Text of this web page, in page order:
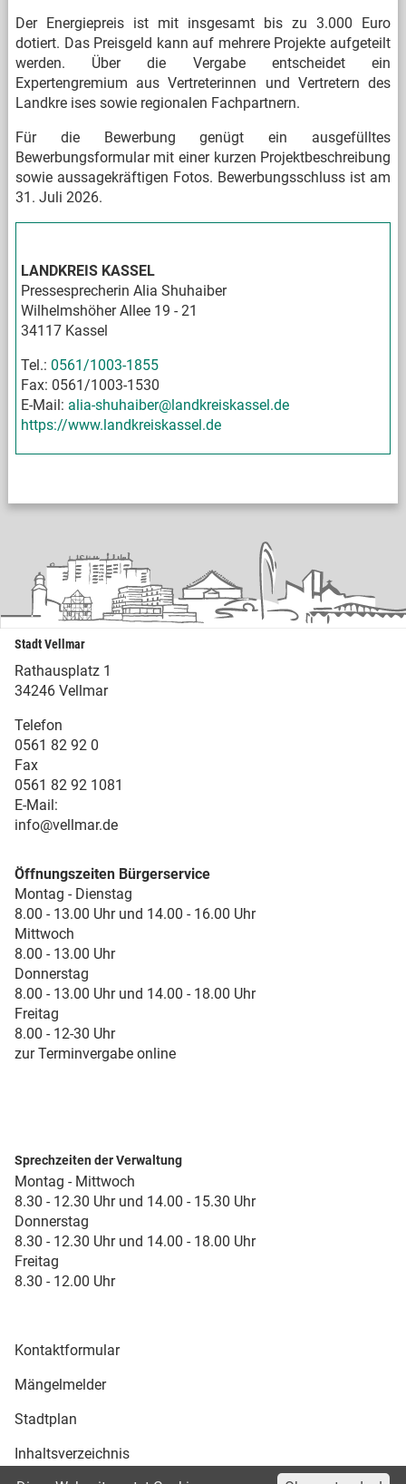
Der Energiepreis ist mit insgesamt bis zu 3.000 Euro
dotiert. Das Preisgeld kann auf mehrere Projekte aufgeteilt
werden. Über die Vergabe entscheidet ein
Expertengremium aus Vertreterinnen und Vertretern des
Landkre ises sowie regionalen Fachpartnern.
Für die Bewerbung genügt ein ausgefülltes
Bewerbungsformular mit einer kurzen Projektbeschreibung
sowie aussagekräftigen Fotos. Bewerbungsschluss ist am
31. Juli 2026.
LANDKREIS KASSEL
Pressesprecherin Alia Shuhaiber
Wilhelmshöher Allee 19 - 21
34117 Kassel
Tel.: 0561/1003-1855
Fax: 0561/1003-1530
E-Mail: alia-shuhaiber@landkreiskassel.de
https://www.landkreiskassel.de
Stadt Vellmar
Rathausplatz 1
34246 Vellmar
Telefon
0561 82 92 0
Fax
0561 82 92 1081
E-Mail:
info@vellmar.de
Öffnungszeiten Bürgerservice
Montag - Dienstag
8.00 - 13.00 Uhr und 14.00 - 16.00 Uhr
Mittwoch
8.00 - 13.00 Uhr
Donnerstag
8.00 - 13.00 Uhr und 14.00 - 18.00 Uhr
Freitag
8.00 - 12-30 Uhr
zur Terminvergabe online
Sprechzeiten der Verwaltung
Montag - Mittwoch
8.30 - 12.30 Uhr und 14.00 - 15.30 Uhr
Donnerstag
8.30 - 12.30 Uhr und 14.00 - 18.00 Uhr
Freitag
8.30 - 12.00 Uhr
Kontaktformular
Mängelmelder
Stadtplan
Inhaltsverzeichnis